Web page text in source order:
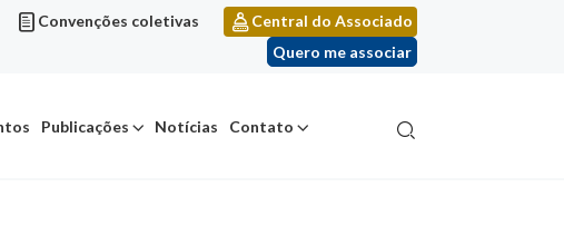
Convenções coletivas
Central do Associado
Quero me associar
Publicações Notícias Contato